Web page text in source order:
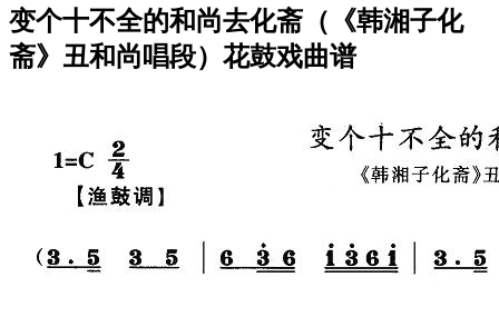
变个十不全的和尚去化斋（《韩湘子化
斋》丑和尚唱段）花鼓戏曲谱